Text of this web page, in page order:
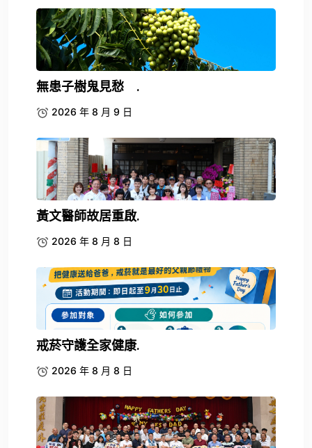
無患子樹鬼見愁 .
2026 年 8 月 9 日
黃文醫師故居重啟.
2026 年 8 月 8 日
戒菸守護全家健康.
2026 年 8 月 8 日